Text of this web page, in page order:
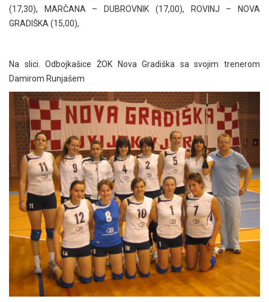
(17,30), MARČANA – DUBROVNIK (17,00), ROVINJ – NOVA
GRADIŠKA (15,00),
Na slici. Odbojkašice ŽOK Nova Gradiška sa svojim trenerom
Damirom Runjašem